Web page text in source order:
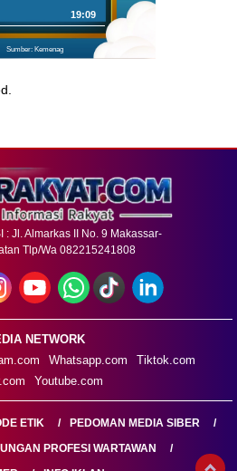
19:09
Sumber: Kemenag
: Jl. Almarkas II No. 9 Makassar-
Tlp/Wa 082215241808
NETWORK
Whatsapp.com
Tiktok.com
Youtube.com
ETIK
PEDOMAN MEDIA SIBER
PROFESI WARTAWAN